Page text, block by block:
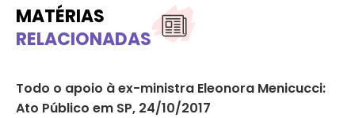
MATÉRIAS
RELACIONADAS
Todo o apoio à ex-ministra Eleonora Menicucci:
Ato Público em SP, 24/10/2017